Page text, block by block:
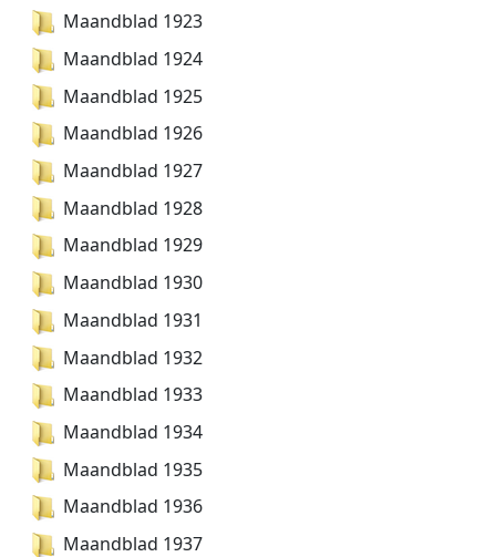
Maandblad 1923
Maandblad 1924
Maandblad 1925
Maandblad 1926
Maandblad 1927
Maandblad 1928
Maandblad 1929
Maandblad 1930
Maandblad 1931
Maandblad 1932
Maandblad 1933
Maandblad 1934
Maandblad 1935
Maandblad 1936
Maandblad 1937